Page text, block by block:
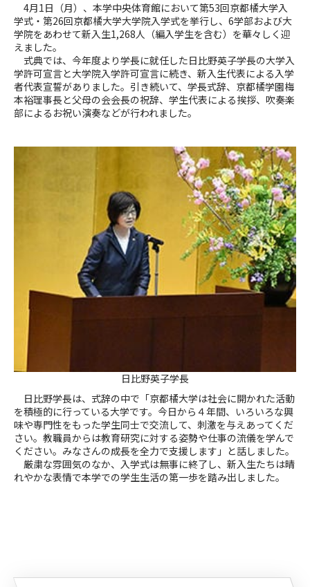
4月1日（月）、本学中央体育館において第53回京都橘大学入
学式・第26回京都橘大学大学院入学式を挙行し、6学部および大
学院をあわせて新入生1,268人（編入学生を含む）を華々しく迎
えました。
式典では、今年度より学長に就任した日比野英子学長の大学入
学許可宣言と大学院入学許可宣言に続き、新入生代表による入学
者代表宣誓がありました。引き続いて、学長式辞、京都橘学園梅
本裕理事長と父母の会会長の祝辞、学生代表による挨拶、吹奏楽
部によるお祝い演奏などが行われました。
日比野英子学長
日比野学長は、式辞の中で「京都橘大学は社会に開かれた活動
を積極的に行っている大学です。今日から４年間、いろいろな興
味や専門性をもった学生同士で交流して、刺激を与えあってくだ
さい。教職員からは教育研究に対する姿勢や仕事の流儀を学んで
ください。みなさんの成長を全力で支援します」と話しました。
厳粛な雰囲気のなか、入学式は無事に終了し、新入生たちは晴
れやかな表情で本学での学生生活の第一歩を踏み出しました。